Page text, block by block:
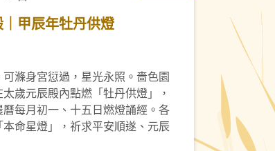
甲辰年牡丹供燈
滌身宮愆過，星光永照。嗇色園
歲元辰殿內點燃「牡丹供燈」，
每月初一、十五日燃燈誦經。各
命星燈」，祈求平安順遂、元辰